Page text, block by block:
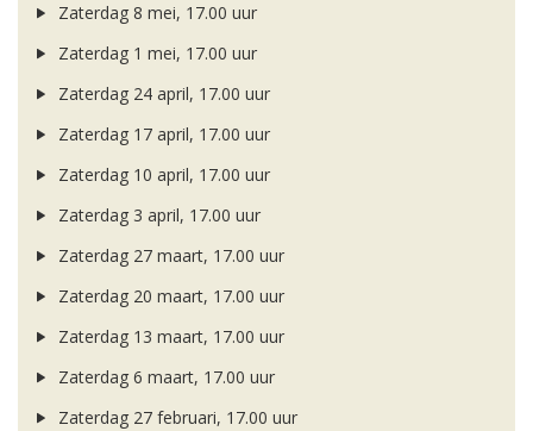
Zaterdag 8 mei, 17.00 uur
Zaterdag 1 mei, 17.00 uur
Zaterdag 24 april, 17.00 uur
Zaterdag 17 april, 17.00 uur
Zaterdag 10 april, 17.00 uur
Zaterdag 3 april, 17.00 uur
Zaterdag 27 maart, 17.00 uur
Zaterdag 20 maart, 17.00 uur
Zaterdag 13 maart, 17.00 uur
Zaterdag 6 maart, 17.00 uur
Zaterdag 27 februari, 17.00 uur